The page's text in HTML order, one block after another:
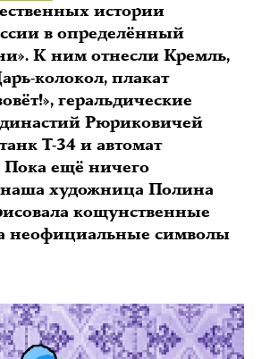
истории
в определённый
К ним отнесли Кремль,
колокол, плакат
геральдические
Рюриковичей
Т-34 и автомат
ещё ничего
наша художница Полина
кощунственные
неофициальные символы